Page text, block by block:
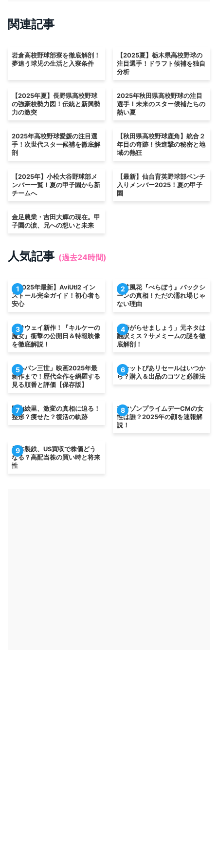
関連記事
岩倉高校野球部寮を徹底解剖！
夢追う球児の生活と入寮条件
【2025夏】栃木県高校野球の
注目選手！ドラフト候補を独自
分析
【2025年夏】長野県高校野球
の強豪校勢力図！伝統と新興勢
力の激突
2025年秋田県高校野球の注目
選手！未来のスター候補たちの
熱い夏
2025年高校野球愛媛の注目選
手！次世代スター候補を徹底解
剖
【秋田県高校野球鹿角】統合２
年目の奇跡！快進撃の秘密と地
域の熱狂
【2025年】小松大谷野球部メ
ンバー一覧！夏の甲子園から新
チームへ
【最新】仙台育英野球部ベンチ
入りメンバー2025！夏の甲子
園
金足農業・吉田大輝の現在。甲
子園の涙、兄への想いと未来
人気記事 (過去24時間)
1
【2025年最新】AviUtl2 イン
ストール完全ガイド！初心者も
安心
2
小芝風花『べらぼう』バックシ
ーンの真相！ただの濡れ場じゃ
ない理由
3
ハサウェイ新作！『キルケーの
魔女』衝撃の公開日＆特報映像
を徹底解説！
4
「怖がらせましょう」元ネタは
翻訳ミス？サメミームの謎を徹
底解剖！
5
「ルパン三世」映画2025年最
新作まで！歴代全作を網羅する
見る順番と評価【保存版】
6
チケットぴあリセールはいつか
ら？購入＆出品のコツと必勝法
7
岡山絵里、激変の真相に迫る！
整形？痩せた？復活の軌跡
8
アマゾンプライムデーCMの女
性は誰？2025年の顔を速報解
説！
9
日本製鉄、US買収で株価どう
なる？高配当株の買い時と将来
性